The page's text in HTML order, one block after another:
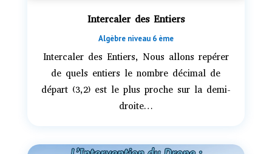
Intercaler des Entiers
Algèbre niveau 6 ème
Intercaler des Entiers, Nous allons repérer
de quels entiers le nombre décimal de
départ (3,2) est le plus proche sur la demi-
droite…